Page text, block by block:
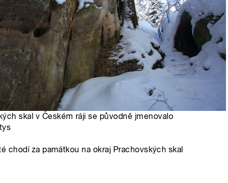
skal v Českém ráji se původně jmenovalo
chodí za památkou na okraj Prachovských skal